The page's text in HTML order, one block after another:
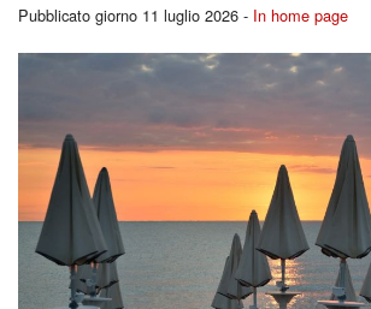
Pubblicato giorno 11 luglio 2026 - In home page